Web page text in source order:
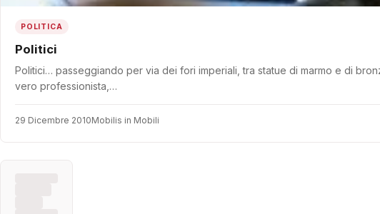
POLITICA
Politici
Politici… passeggiando per via dei fori imperiali, tra statue di marmo e di
vero professionista,…
29 Dicembre 2010Mobilis in Mobili